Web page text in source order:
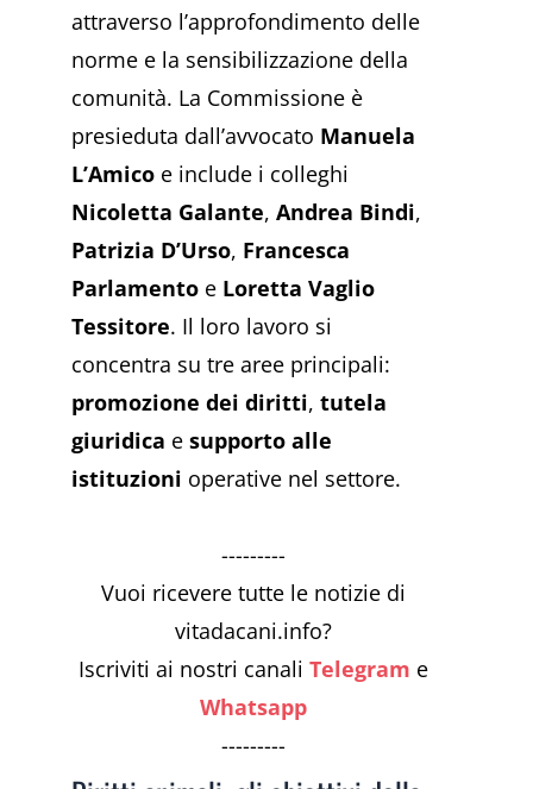
attraverso l’approfondimento delle
norme e la sensibilizzazione della
comunità. La Commissione è
presieduta dall’avvocato Manuela
L’Amico e include i colleghi
Nicoletta Galante, Andrea Bindi,
Patrizia D’Urso, Francesca
Parlamento e Loretta Vaglio
Tessitore. Il loro lavoro si
concentra su tre aree principali:
promozione dei diritti, tutela
giuridica e supporto alle
istituzioni operative nel settore.
---------
Vuoi ricevere tutte le notizie di
vitadacani.info?
Iscriviti ai nostri canali Telegram e
Whatsapp
---------